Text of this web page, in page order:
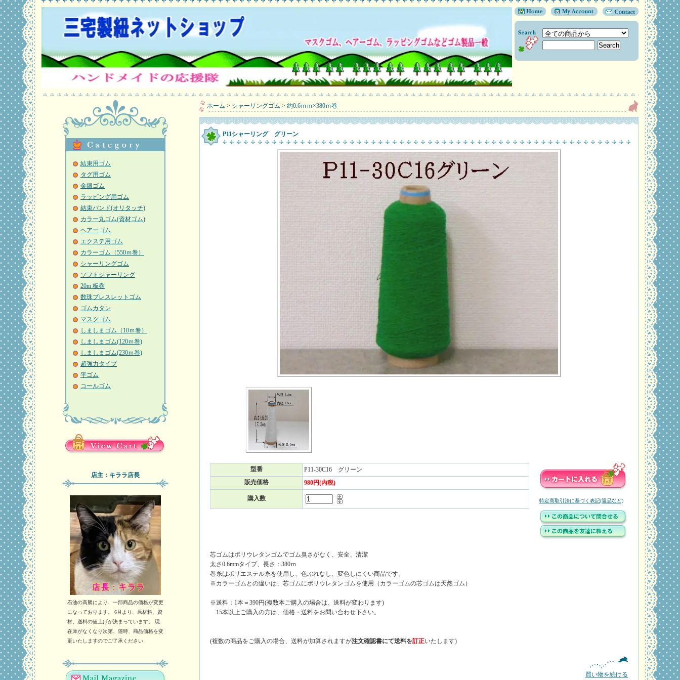
結束用ゴム
タグ用ゴム
金銀ゴム
ラッピング用ゴム
結束バンド(オリタッチ)
カラー丸ゴム(資材ゴム)
ヘアーゴム
エクステ用ゴム
カラーゴム（550ｍ巻）
シャーリングゴム
ソフトシャーリング
20m 板巻
数珠ブレスレットゴム
ゴムカタン
マスクゴム
しましまゴム（10ｍ巻）
しましまゴム(120ｍ巻)
しましまゴム(230ｍ巻)
超強力タイプ
平ゴム
コールゴム
店主：キララ店長
石油の高騰により、一部商品の価格が変更
になっております。 6月より、原材料、資
材、送料の値上げが決まっています。 現
在庫がなくなり次第、随時、商品価格を変
更いたしますのでご了承ください
ホーム > シャーリングゴム > 約0.6ｍｍ×380ｍ巻
P11シャーリング グリーン
型番
P11-30C16 グリーン
販売価格
980円(内税)
購入数 特定商取引法に基づく表記(返品など)
芯ゴムはポリウレタンゴムでゴム臭さがなく、安全、清潔
太さ0.6mmタイプ、長さ：380ｍ
巻糸はポリエステル糸を使用し、色ぶれなし、変色しにくい商品です。
※カラーゴムとの違いは、芯ゴムにポリウレタンゴムを使用（カラーゴムの芯ゴムは天然ゴム）
※送料：1本＝390円(複数本ご購入の場合は、送料が変わります)
15本以上ご購入の方は、価格・送料をお問い合わせ下さい。
(複数の商品をご購入の場合、送料が加算されますが注文確認書にて送料を訂正いたします)
買い物を続ける